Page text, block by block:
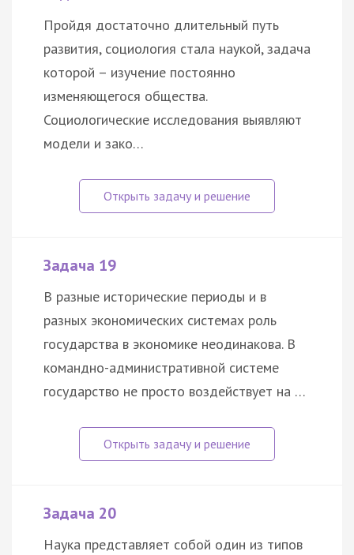
Пройдя достаточно длительный путь
развития, социология стала наукой, задача
которой – изучение постоянно
изменяющегося общества.
Социологические исследования выявляют
модели и зако…
Задача 19
В разные исторические периоды и в
разных экономических системах роль
государства в экономике неодинакова. В
командно-административной системе
государство не просто воздействует на …
Задача 20
Наука представляет собой один из типов